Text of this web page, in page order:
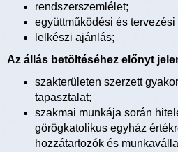
rendszerszemlélet;
együttműködési és tervezési
lelkészi ajánlás;
Az állás betöltéséhez előnyt
szakterületen szerzett
tapasztalat;
szakmai munkája során
görögkatolikus egyház
hozzátartozók és